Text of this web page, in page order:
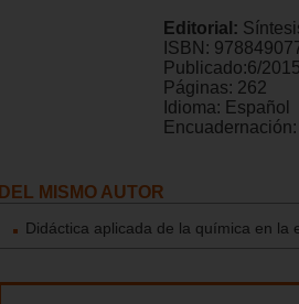
Editorial:
ISBN:
Publicado:6/2015
Páginas: 262
Idioma: Español
Encuadernación:
DEL MISMO AUTOR
Didáctica aplicada de la química en la